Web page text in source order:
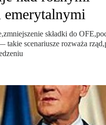
składki do
takie scenariusze rozważa